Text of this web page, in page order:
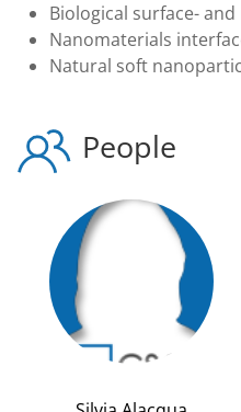
Biological surface-
Nanomaterials
Natural soft
People